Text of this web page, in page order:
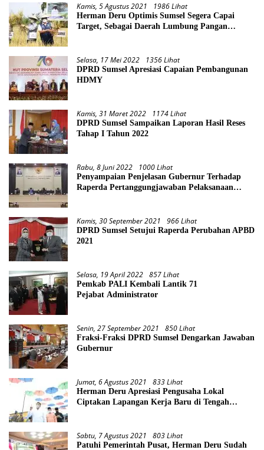
Kamis, 5 Agustus 2021 1986 Lihat
Herman Deru Optimis Sumsel Segera Capai
Target, Sebagai Daerah Lumbung Pangan
Selasa, 17 Mei 2022 1356 Lihat
DPRD Sumsel Apresiasi Capaian Pembangunan
HDMY
Kamis, 31 Maret 2022 1174 Lihat
DPRD Sumsel Sampaikan Laporan Hasil Reses
Tahap I Tahun 2022
Rabu, 8 Juni 2022 1000 Lihat
Penyampaian Penjelasan Gubernur Terhadap
Raperda Pertanggungjawaban Pelaksanaan
Kamis, 30 September 2021 966 Lihat
DPRD Sumsel Setujui Raperda Perubahan APBD
2021
Selasa, 19 April 2022 857 Lihat
Pemkab PALI Kembali Lantik 71
Pejabat Administrator
Senin, 27 September 2021 850 Lihat
Fraksi-Fraksi DPRD Sumsel Dengarkan Jawaban
Gubernur
Jumat, 6 Agustus 2021 833 Lihat
Herman Deru Apresiasi Pengusaha Lokal
Ciptakan Lapangan Kerja Baru di Tengah
Sabtu, 7 Agustus 2021 803 Lihat
Patuhi Pemerintah Pusat, Herman Deru Sudah